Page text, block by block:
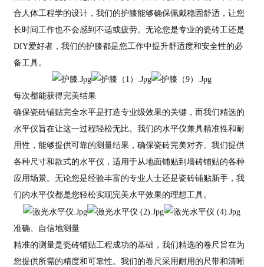
合人体工程学的设计，我们的护膝能够确保佩戴稳固舒适，让您
长时间工作也不会感到不适或疲劳。无论您是专业的瓷砖工还是
DIY爱好者，我们的护膝都是您工作中提升舒适度和安全性的必
备工具。
每次都能获得完美结果
确保瓷砖铺贴完全水平是打造专业级效果的关键，而我们精选的
水平仪旨在让这一过程轻松无比。我们的水平仪兼具精准性和耐
用性，能够提供可靠的测量结果，确保瓷砖完美对齐。我们提供
各种尺寸和款式的水平仪，适用于从地面铺贴到墙砖铺贴的各种
应用场景。无论您是经验丰富的专业人士还是瓷砖铺贴新手，我
们的水平仪都是您轻松实现完美水平效果的理想工具。
准确、自信地测量
精准的测量是瓷砖铺贴工程成功的基础，我们精选的卷尺旨在为
您提供所需的精度和可靠性。我们的卷尺采用耐用的尺带和清晰